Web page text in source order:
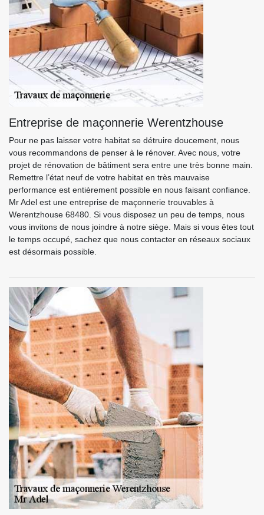
Entreprise de maçonnerie Werentzhouse
Pour ne pas laisser votre habitat se détruire doucement, nous
vous recommandons de penser à le rénover. Avec nous, votre
projet de rénovation de bâtiment sera entre une très bonne main.
Remettre l’état neuf de votre habitat en très mauvaise
performance est entièrement possible en nous faisant confiance.
Mr Adel est une entreprise de maçonnerie trouvables à
Werentzhouse 68480. Si vous disposez un peu de temps, nous
vous invitons de nous joindre à notre siège. Mais si vous êtes tout
le temps occupé, sachez que nous contacter en réseaux sociaux
est désormais possible.